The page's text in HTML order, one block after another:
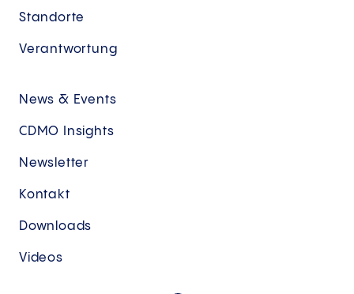
Standorte
Verantwortung
News & Events
CDMO Insights
Newsletter
Kontakt
Downloads
Videos